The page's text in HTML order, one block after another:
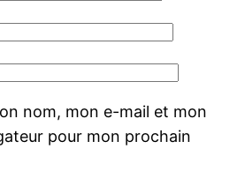
nom, mon e-mail et mon
pour mon prochain